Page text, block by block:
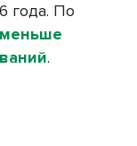
года. По
меньше
.